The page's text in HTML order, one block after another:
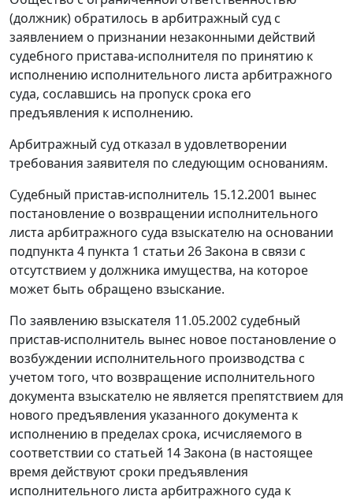
(должник) обратилось в арбитражный суд с
заявлением о признании незаконными действий
судебного пристава-исполнителя по принятию к
исполнению исполнительного листа арбитражного
суда, сославшись на пропуск срока его
предъявления к исполнению.
Арбитражный суд отказал в удовлетворении
требования заявителя по следующим основаниям.
Судебный пристав-исполнитель 15.12.2001 вынес
постановление о возвращении исполнительного
листа арбитражного суда взыскателю на основании
подпункта 4 пункта 1 статьи 26Закона в связи с
отсутствием у должника имущества, на которое
может быть обращено взыскание.
По заявлению взыскателя 11.05.2002 судебный
пристав-исполнитель вынес новое постановление о
возбуждении исполнительного производства с
учетом того, что возвращение исполнительного
документа взыскателю не является препятствием для
нового предъявления указанного документа к
исполнению в пределах срока, исчисляемого в
соответствии со статьей 14Закона (в настоящее
время действуют сроки предъявления
исполнительного листа арбитражного суда к